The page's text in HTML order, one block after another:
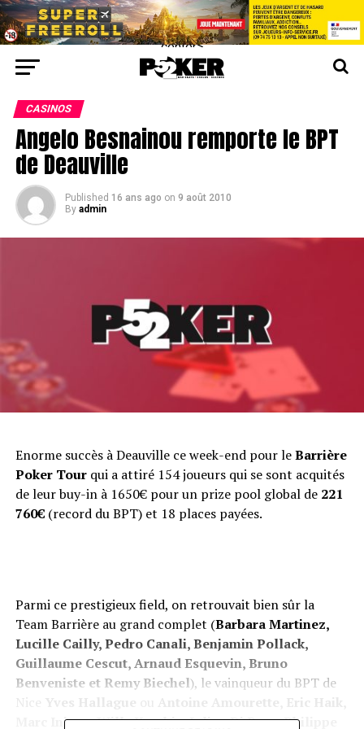
center>
CASINOS
Angelo Besnainou remporte le BPT
de Deauville
Published 16 ans ago on 9 août 2010
By admin
Enorme succès à Deauville ce week-end pour leBarrière
Poker Tourqui a attiré 154 joueurs qui se sont acquités
de leur buy-in à 1650€ pour un prize pool global de 221
760€(record du BPT) et 18 places payées.
Parmi ce prestigieux field, on retrouvait bien sûr la
Team Barrière au grand complet (Barbara Martinez,
Lucille Cailly, Pedro Canali, Benjamin Pollack,
Guillaume Cescut, Arnaud Esquevin, Bruno
Benveniste et Remy Biechel), le vainqueur du BPT de
Marc Inizan, Willy Korchia, Julien Di Pace, Philippe